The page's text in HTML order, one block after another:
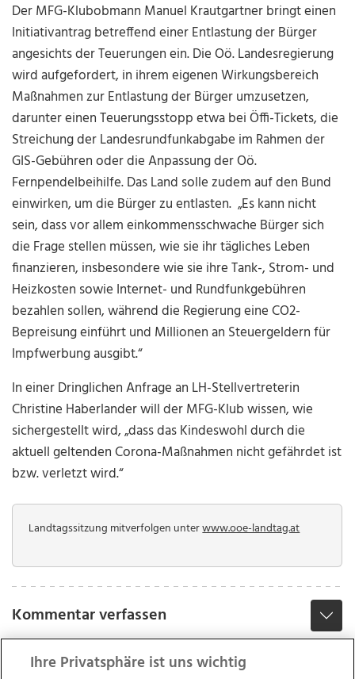
Der MFG-Klubobmann Manuel Krautgartner bringt einen
Initiativantrag betreffend einer Entlastung der Bürger
angesichts der Teuerungen ein. Die Oö. Landesregierung
wird aufgefordert, in ihrem eigenen Wirkungsbereich
Maßnahmen zur Entlastung der Bürger umzusetzen,
darunter einen Teuerungsstopp etwa bei Öffi-Tickets, die
Streichung der Landesrundfunkabgabe im Rahmen der
GIS-Gebühren oder die Anpassung der Oö.
Fernpendelbeihilfe. Das Land solle zudem auf den Bund
einwirken, um die Bürger zu entlasten. „Es kann nicht
sein, dass vor allem einkommensschwache Bürger sich
die Frage stellen müssen, wie sie ihr tägliches Leben
finanzieren, insbesondere wie sie ihre Tank-, Strom- und
Heizkosten sowie Internet- und Rundfunkgebühren
bezahlen sollen, während die Regierung eine CO2-
Bepreisung einführt und Millionen an Steuergeldern für
Impfwerbung ausgibt.“
In einer Dringlichen Anfrage an LH-Stellvertreterin
Christine Haberlander will der MFG-Klub wissen, wie
sichergestellt wird, „dass das Kindeswohl durch die
aktuell geltenden Corona-Maßnahmen nicht gefährdet ist
bzw. verletzt wird.“
Landtagssitzung mitverfolgen unterwww.ooe-landtag.at
Kommentar verfassen
Ihre Privatsphäre ist uns wichtig